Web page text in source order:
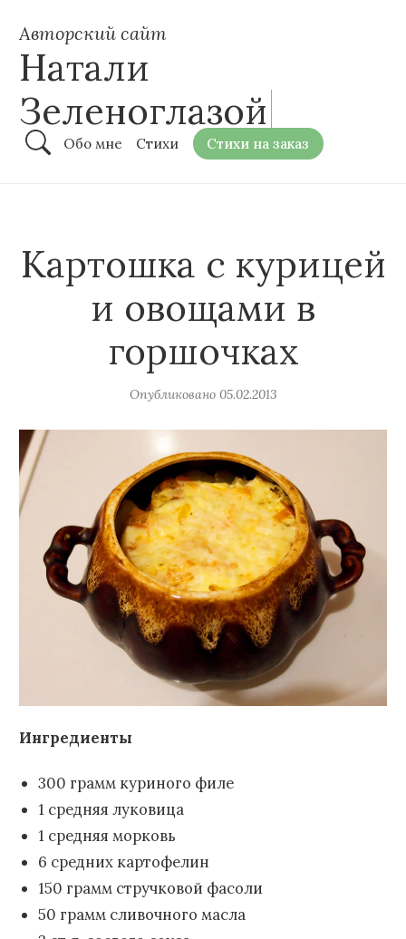
Авторский сайт
Натали
Зеленоглазой
Обо мне Стихи Стихи на заказ
Картошка с курицей
и овощами в
горшочках
Опубликовано 05.02.2013
Ингредиенты
300 грамм куриного филе
1 средняя луковица
1 средняя морковь
6 средних картофелин
150 грамм стручковой фасоли
50 грамм сливочного масла